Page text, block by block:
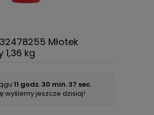
11 godz.30 min.37 sec.
wyślemy jeszcze dzisiaj!
Młotek
kg